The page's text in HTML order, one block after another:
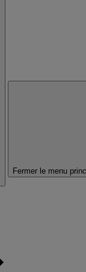
Fermer le menu